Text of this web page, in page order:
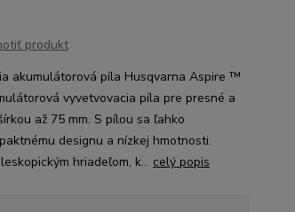
produkt
akumulátorová píla Husqvarna Aspire ™
vyvetvovacia píla pre presné a
až 75 mm. S pílou sa ľahko
designu a nízkej hmotnosti.
hriadeľom, k... celý popis